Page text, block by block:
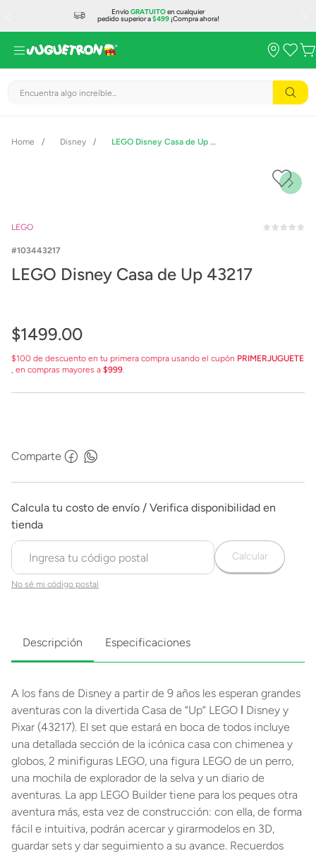
EnvíoGRATUITOen cualquier
pedido superior a$499¡Compra ahora!
Encuentra algo increíble...
Disney LEGO Disney Casa de Up 43217
LEGO
103443217
LEGO Disney Casa de Up 43217
$1499.00
$100 de descuento en tu primera compra usando el cupón PRIMERJUGUETE
, en compras mayores a $999.
Comparte
No sé mi código postal
Calcular
Descripción Especificaciones
A los fans de Disney a partir de 9 años les esperan grandes
aventuras con la divertida Casa de “Up” LEGO ǀ Disney y
Pixar (43217). El set que estará en boca de todos incluye
una detallada sección de la icónica casa con chimenea y
globos, 2 minifiguras LEGO, una figura LEGO de un perro,
una mochila de explorador de la selva y un diario de
aventuras. La app LEGO Builder tiene para los peques otra
aventura más, esta vez de construcción: con ella, de forma
fácil e intuitiva, podrán acercar y girarmodelos en 3D,
guardar sets y dar seguimiento a su avance. Recuerdos